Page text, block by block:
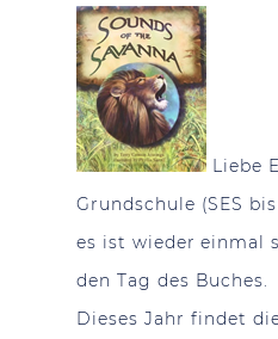
Liebe
Grundschule (SES
es ist wieder einmal
den Tag des Buches.
Dieses Jahr findet